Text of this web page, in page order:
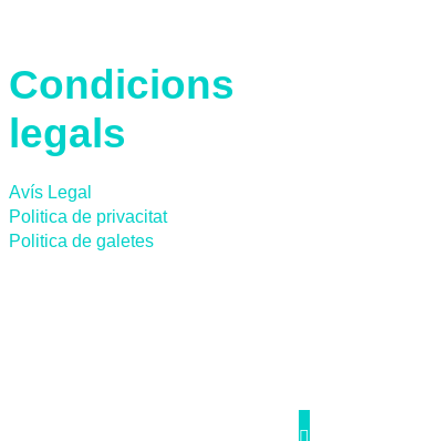
Condicions
legals
Avís Legal
Politica de privacitat
Politica de galetes